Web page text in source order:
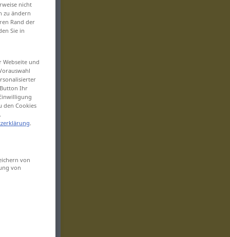
nicht
zu ändern
Rand der
Sie in
und
Ihr
den Cookies
.
von
von